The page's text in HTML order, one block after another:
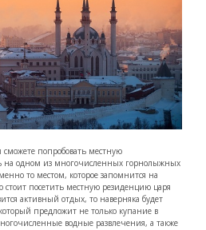
попробовать местную
на одном из многочисленных горнолыжных
то местом, которое запомнится на
посетить местную резиденцию царя
активный отдых, то наверняка будет
предложит не только купание в
водные развлечения, а также